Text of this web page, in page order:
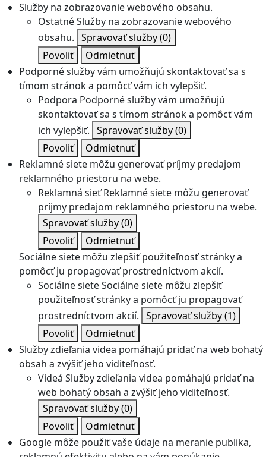
Služby na zobrazovanie webového obsahu.
OstatnéSlužby na zobrazovanie webového
obsahu. Spravovať služby(0)
Povoliť
Odmietnuť
Podporné služby vám umožňujú skontaktovať sa s
tímom stránok a pomôcť vám ich vylepšiť.
Podpora Podporné služby vám umožňujú
skontaktovať sa s tímom stránok a pomôcť vám
ich vylepšiť. Spravovať služby(0)
Povoliť
Odmietnuť
Reklamné siete môžu generovať príjmy predajom
reklamného priestoru na webe.
Reklamná sieť Reklamné siete môžu generovať
príjmy predajom reklamného priestoru na webe.
Spravovať služby(0)
Povoliť
Odmietnuť
Sociálne siete môžu zlepšiť použiteľnosť stránky a
pomôcť ju propagovať prostredníctvom akcií.
Sociálne sieteSociálne siete môžu zlepšiť
použiteľnosť stránky a pomôcť ju propagovať
prostredníctvom akcií. Spravovať služby(1)
Povoliť
Odmietnuť
Služby zdieľania videa pomáhajú pridať na web bohatý
obsah a zvýšiť jeho viditeľnosť.
Videá Služby zdieľania videa pomáhajú pridať na
web bohatý obsah a zvýšiť jeho viditeľnosť.
Spravovať služby(0)
Povoliť
Odmietnuť
Google môže použiť vaše údaje na meranie publika,